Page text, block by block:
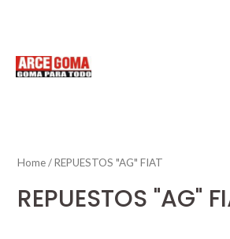
Home/ REPUESTOS "AG" FIAT
REPUESTOS "AG"